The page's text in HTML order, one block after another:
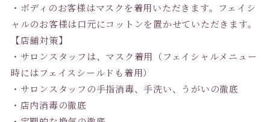
・ボディのお客様はマスクを着用いただきます。フェイシ
ャルのお客様は口元にコットンを置かせていただきます。
【店舗対策】
・サロンスタッフは、マスク着用（フェイシャルメニュー
時にはフェイスシールドも着用）
・サロンスタッフの手指消毒、手洗い、うがいの徹底
・店内消毒の徹底